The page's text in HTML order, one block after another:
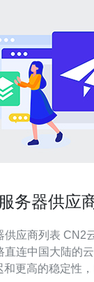
务器供应
云服务器是指能够通过
直连中国大陆的
和更高的稳定性